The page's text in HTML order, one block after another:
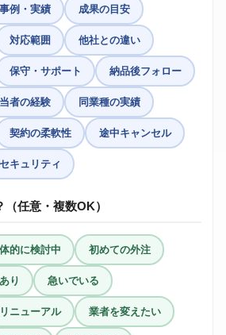
事例・実績 成果の目安
対応範囲 他社との違い
保守・サポート 納品後フォロー
者の経験 同業種の実績
契約の柔軟性 途中キャンセル
セキュリティ
任意・複数OK）
的に検討中 初めての外注
り 急いでいる
リニューアル 業者を変えたい